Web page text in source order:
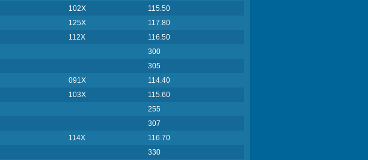
102X
115.50
125X
117.80
112X
116.50
300
305
091X
114.40
103X
115.60
255
307
114X
116.70
330